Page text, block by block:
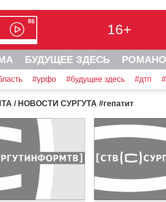
86
16+
БУДУЩЕЕ ЗДЕСЬ
#урфо #будущее здесь #дтп
/ НОВОСТИ СУРГУТА #гепатит